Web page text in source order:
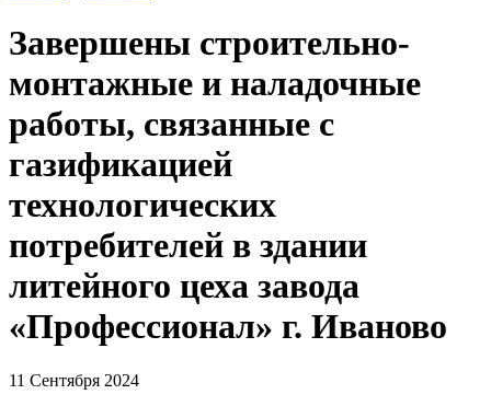
Завершены строительно-
монтажные и наладочные
работы, связанные с
газификацией
технологических
потребителей в здании
литейного цеха завода
«Профессионал» г. Иваново
11 Сентября 2024